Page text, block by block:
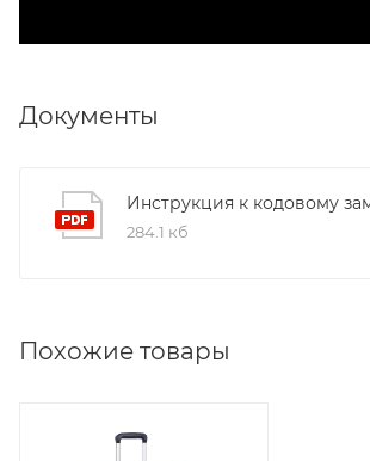
Документы
Инструкция к кодовому
284.1 кб
Похожие товары